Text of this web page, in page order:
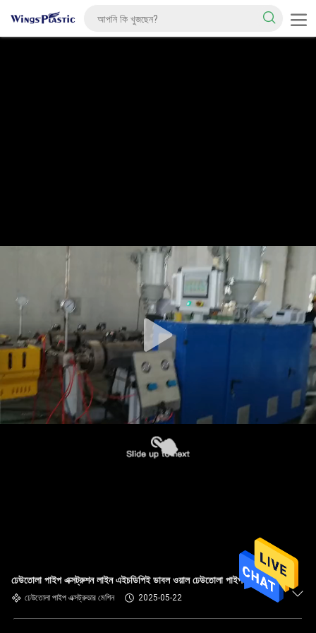
ঢেউতোলা পাইপ এক্সট্রুশন লাইন এইচডিপিই ডাবল ওয়াল ঢেউতোলা পাইপ মেশিন
ঢেউতোলা পাইপ এক্সট্রুডার মেশিন 2025-05-22